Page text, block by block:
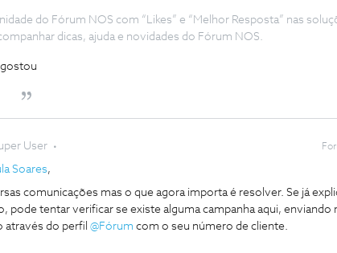
do Fórum NOS com “Likes” e “Melhor Resposta” nas
dicas, ajuda e novidades do Fórum NOS.
gostou
User
Soares,
comunicações mas o que agora importa é resolver. Se já
pode tentar verificar se existe alguma campanha aqui, enviando
através do perfil @Fórum com o seu número de cliente.